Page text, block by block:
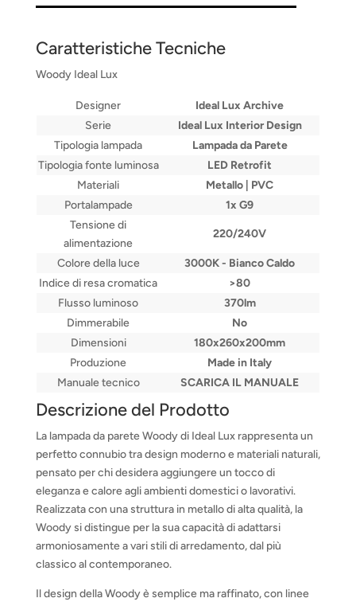
Caratteristiche Tecniche
Woody Ideal Lux
Designer
Ideal Lux Archive
Serie
Ideal Lux Interior Design
Tipologia lampada
Lampada da Parete
Tipologia fonte luminosa
LED Retrofit
Materiali
Metallo | PVC
Portalampade
1x G9
Tensione di
alimentazione
220/240V
Colore della luce
3000K - Bianco Caldo
Indice di resa cromatica
>80
Flusso luminoso
370lm
Dimmerabile
No
Dimensioni
180x260x200mm
Produzione
Made in Italy
Manuale tecnico
SCARICA IL MANUALE
Descrizione del Prodotto
La lampada da parete Woody di Ideal Lux rappresenta un
perfetto connubio tra design moderno e materiali naturali,
pensato per chi desidera aggiungere un tocco di
eleganza e calore agli ambienti domestici o lavorativi.
Realizzata con una struttura in metallo di alta qualità, la
Woody si distingue per la sua capacità di adattarsi
armoniosamente a vari stili di arredamento, dal più
classico al contemporaneo.
Il design della Woody è semplice ma raffinato, con linee